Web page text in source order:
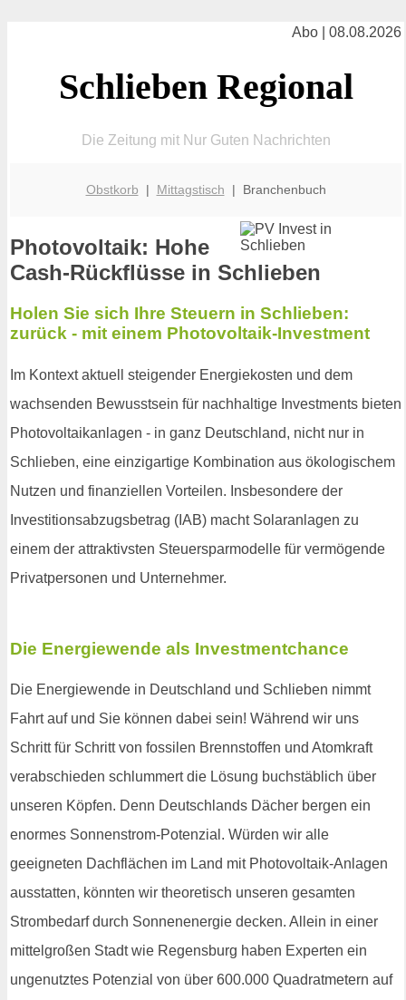
Abo | 08.08.2026
Schlieben Regional
Die Zeitung mit Nur Guten Nachrichten
Obstkorb | Mittagstisch | Branchenbuch
Photovoltaik: Hohe
Cash-Rückflüsse in Schlieben
Holen Sie sich Ihre Steuern in Schlieben:
zurück - mit einem Photovoltaik-Investment
Im Kontext aktuell steigender Energiekosten und dem
wachsenden Bewusstsein für nachhaltige Investments bieten
Photovoltaikanlagen - in ganz Deutschland, nicht nur in
Schlieben, eine einzigartige Kombination aus ökologischem
Nutzen und finanziellen Vorteilen. Insbesondere der
Investitionsabzugsbetrag (IAB) macht Solaranlagen zu
einem der attraktivsten Steuersparmodelle für vermögende
Privatpersonen und Unternehmer.
Die Energiewende als Investmentchance
Die Energiewende in Deutschland und Schlieben nimmt
Fahrt auf und Sie können dabei sein! Während wir uns
Schritt für Schritt von fossilen Brennstoffen und Atomkraft
verabschieden schlummert die Lösung buchstäblich über
unseren Köpfen. Denn Deutschlands Dächer bergen ein
enormes Sonnenstrom-Potenzial. Würden wir alle
geeigneten Dachflächen im Land mit Photovoltaik-Anlagen
ausstatten, könnten wir theoretisch unseren gesamten
Strombedarf durch Sonnenenergie decken. Allein in einer
mittelgroßen Stadt wie Regensburg haben Experten ein
ungenutztes Potenzial von über 600.000 Quadratmetern auf